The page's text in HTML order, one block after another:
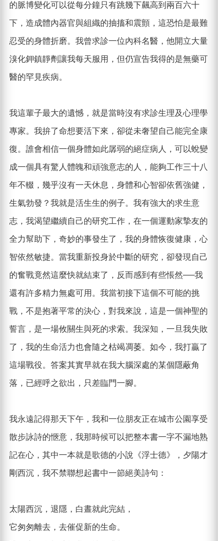
的脈博變化可以從每分鐘只有跳幾下飆高到兩百六十
下，造成體內器官與組織的抽搐和震顫，這恐怕是最難
忍受的身體折磨。我曾求診一位內科名醫，他開立大量
溴化鉀鎮靜劑讓我每天服用，但仍宣告我得的是無藥可
醫的罕見疾病。
我這輩子最大的遺憾，就是當時沒有求診生理及心理學
專家。我拚了命想要活下來，卻從未奢望自己能完全康
復。誰會相信一個身體如此孱弱的絕症病人，可以蛻變
成一個具有驚人體魄和頑強意志的人，能夠工作三十八
年不輟，幾乎沒有一天休息，身體和心智卻依舊強健，
生氣勃發？我就是活生生的例子。我有強大的求生意
志，我渴望繼續自己的研究工作，在一個運動家摯友的
全力幫助下，奇妙的事發生了，我的身體恢復健康，心
智依然敏捷。當我重新投身於中斷的研究，卻發現自己
的奮戰竟然這麼快就結束了，反而感到有些悵然──我
還有許多精力無處可用。我當初接下這個不可能的挑
戰，不是抱著平常的決心，對我來說，這是一個神聖的
誓言，是一場攸關生與死的求索。我深知，一旦我失敗
了，我的生命活力也會隨之枯竭凋萎。如今，我打贏了
這場戰役。答案其實早就在我大腦深處的某個隱蔽角
落，已經呼之欲出，只差臨門一腳。
我永遠記得那天下午，我和一位朋友正在城市公園享受
散步詠詩的愜意，我那時候可以把整本書一字不漏地熟
記在心，其中一本就是歌德的小說《浮士德》，夕陽才
剛西沉，我不禁聯想起書中一節絕美詩句：
太陽西沉，退隱，白晝就此完結，
它匆匆離去，去催促新的生命。